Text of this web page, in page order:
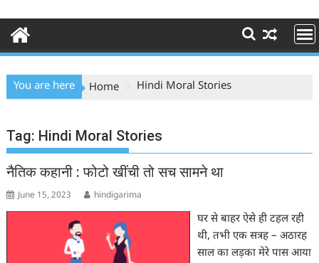
You are here Home Hindi Moral Stories
Tag: Hindi Moral Stories
नैतिक कहानी : फोटो खींची तो सच सामने था
June 15, 2023 hindigarima
घर से बाहर ऐसे ही टहल रही
थी, तभी एक सत्रह – अठारह
साल का लड़का मेरे पास आया